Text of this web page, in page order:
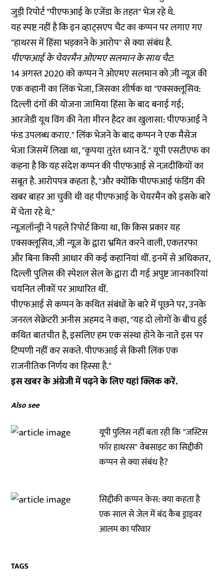
जुड़ी रिपोर्ट "पीएफआई के एजेंडा के तहत" भेज रहे थे.
यह स्पष्ट नहीं है कि इन व्हाट्सएप चैट का कप्पन पर लगाए गए
"हाथरस में हिंसा भड़काने के आरोप" से क्या संबंध है.
पीएफआई के चेयरमैन ओएमए सलमान के साथ चैट:
14 अगस्त 2020 को कप्पन ने ओएमए सलमान को ज़ी न्यूज़ की
एक कहानी का लिंक भेजा, जिसका शीर्षक था "एक्सक्लूसिव:
दिल्ली दंगों की योजना जामिया हिंसा के बाद बनाई गई;
आरजेडी यूथ विंग की नेता मीरन हैदर का खुलासा: पीएफआई ने
फंड उपलब्ध कराए." लिंक भेजने के बाद कप्पन ने एक मैसेज
भेजा जिसमें लिखा था, "कृपया तुरंत ध्यान दें." यूपी एसटीएफ का
कहना है कि यह संदेश कप्पन की पीएफआई से नज़दीकियों का
सबूत है. आरोपपत्र कहता है, "और क्योंकि पीएफआई फंडिंग की
खबर बाहर आ चुकी थी वह पीएफआई के चेयरमैन को इसके बारे
में चेता रहे थे."
न्यूज़लॉन्ड्री ने पहलेरिपोर्टकिया था, कि किस प्रकार यह
एक्सक्लूसिव, ज़ी न्यूज़ के द्वारा भ्रमित करने वाली, एकतरफा
और बिना किसी आधार की कई कहानियां थीं. इनमें से अधिकतर,
दिल्ली पुलिस की स्पेशल सेल के द्वारा दी गई अपुष्ट जानकारियां
चयनित लीकों पर आधारित थीं.
पीएफआई से कप्पन के कथित संबंधों के बारे में पूछने पर, उनके
जनरल सेक्रेटरी अनीस अहमद ने कहा, "यह दो लोगों के बीच हुई
कथित बातचीत है, इसलिए हम एक संस्था होने के नाते इस पर
टिप्पणी नहीं कर सकते. पीएफआई से किसी लिंक एक
राजनीतिक निर्णय का हिस्सा है."
इस खबर के अंग्रेजी में पढ़ने के लिए यहांक्लिककरें.
Also see
यूपी पुलिस नहीं बता रही कि "जस्टिस
फॉर हाथरस" वेबसाइट का सिद्दीकी
कप्पन से क्या संबंध है?
सिद्दीकी कप्पन केस: क्या कहता है
एक साल से जेल में बंद कैब ड्राइवर
आलम का परिवार
TAGS